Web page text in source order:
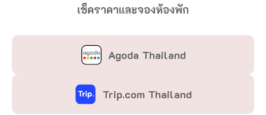
เช็คราคาและจองห้องพัก
Agoda Thailand
Trip.com Thailand